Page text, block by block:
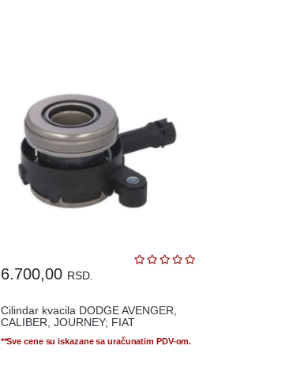
6.700,00 RSD.
Cilindar kvacila DODGE AVENGER,
CALIBER, JOURNEY; FIAT
**Sve cene su iskazane sa uračunatim PDV-om.